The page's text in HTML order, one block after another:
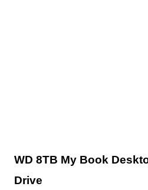
WD 8TB My Book
Drive